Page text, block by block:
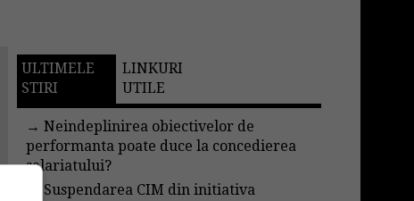
ULTIMELE
STIRI
LINKURI
UTILE
→Neindeplinirea obiectivelor de
performanta poate duce la concedierea
salariatului?
Suspendarea CIM din initiativa